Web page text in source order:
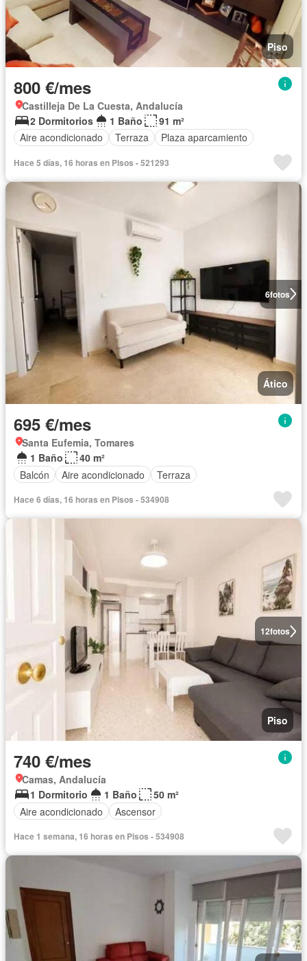
Piso
800 €/mes
Castilleja De La Cuesta, Andalucía
2 Dormitorios
1 Baño
91 m²
Aire acondicionado
Terraza Plaza aparcamiento
Hace 5 días, 16 horas en Pisos - 521293
6fotos
Ático
695 €/mes
Santa Eufemia, Tomares
1 Baño
40 m²
Balcón
Aire acondicionado Terraza
Hace 6 días, 16 horas en Pisos - 534908
12fotos
Piso
740 €/mes
Camas, Andalucía
1 Dormitorio
1 Baño
50 m²
Aire acondicionado
Ascensor
Hace 1 semana, 16 horas en Pisos - 534908